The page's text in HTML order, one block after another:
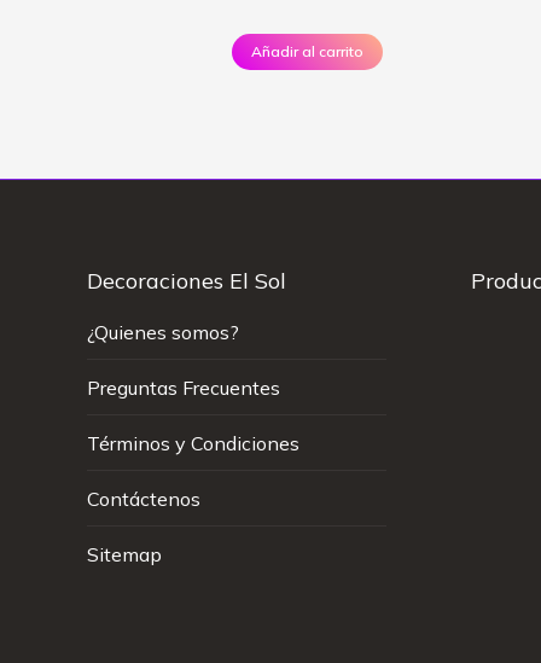
Añadir al carrito
Decoraciones El Sol
¿Quienes somos?
Preguntas Frecuentes
Términos y Condiciones
Contáctenos
Sitemap